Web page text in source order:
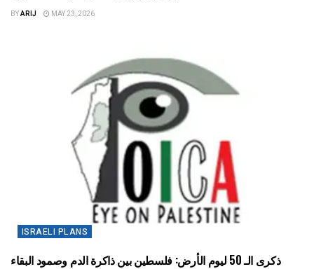
BYARIJ MAY 23, 2026
ISRAELI PLANS
ذكرى الـ 50 ليوم الأرض: فلسطين بين ذاكرة الدم وصمود البقاء